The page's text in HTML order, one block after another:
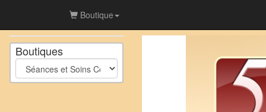
Boutique
Boutiques